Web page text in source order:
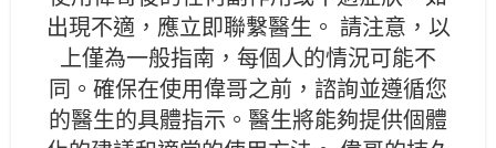
出現不適，應立即聯繫醫生。 請注意，以
上僅為一般指南，每個人的情況可能不
同。確保在使用偉哥之前，諮詢並遵循您
的醫生的具體指示。醫生將能夠提供個體